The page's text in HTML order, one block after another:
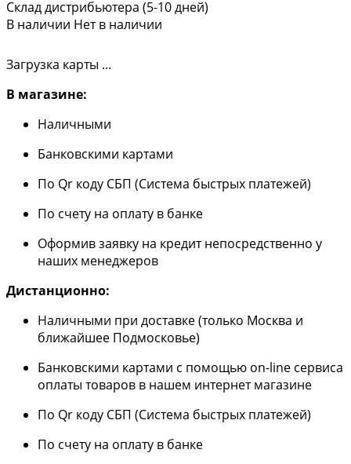
Склад дистрибьютера (5-10 дней)
В наличии Нет в наличии
Загрузка карты ...
В магазине:
Наличными
Банковскими картами
По Qr коду СБП (Система быстрых платежей)
По счету на оплату в банке
Оформив заявку на кредит непосредственно у
наших менеджеров
Дистанционно:
Наличными при доставке (только Москва и
ближайшее Подмосковье)
Банковскими картами с помощью on-line сервиса
оплаты товаров в нашем интернет магазине
По Qr коду СБП (Система быстрых платежей)
По счету на оплату в банке